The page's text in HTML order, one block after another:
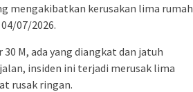
mengakibatkan kerusakan lima rumah
07/2026.
M, ada yang diangkat dan jatuh
insiden ini terjadi merusak lima
rusak ringan.